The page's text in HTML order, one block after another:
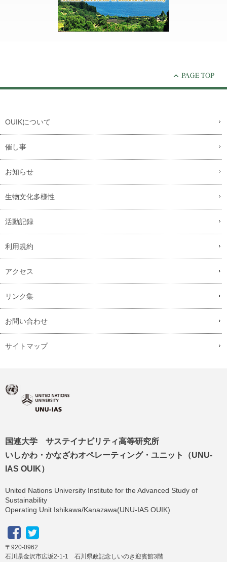
OUIKについて
催し事
お知らせ
生物文化多様性
活動記録
利用規約
アクセス
リンク集
お問い合わせ
サイトマップ
国連大学 サステイナビリティ高等研究所
いしかわ・かなざわオペレーティング・ユニット（UNU-
IAS OUIK）
United Nations University Institute for the Advanced Study of
Sustainability
Operating Unit Ishikawa/Kanazawa(UNU-IAS OUIK)
〒920-0962
石川県金沢市広坂2-1-1 石川県政記念しいのき迎賓館3階